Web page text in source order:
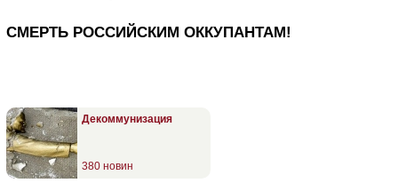
СМЕРТЬ РОССИЙСКИМ ОККУПАНТАМ!
Декоммунизация
380 новин